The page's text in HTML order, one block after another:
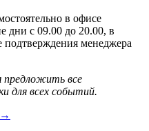
в офисе
дни с 09.00 до 20.00, в
подтверждения менеджера
все
для всех событий.
→